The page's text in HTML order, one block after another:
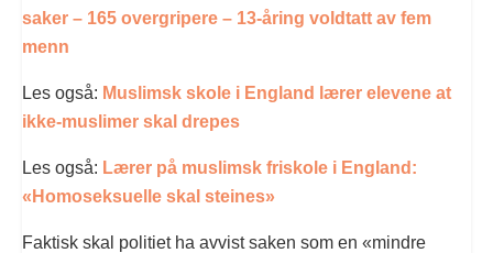
saker – 165 overgripere – 13-åring voldtatt av fem
menn
Les også: Muslimsk skole i England lærer elevene at
ikke-muslimer skal drepes
Les også: Lærer på muslimsk friskole i England:
«Homoseksuelle skal steines»
Faktisk skal politiet ha avvist saken som en «mindre